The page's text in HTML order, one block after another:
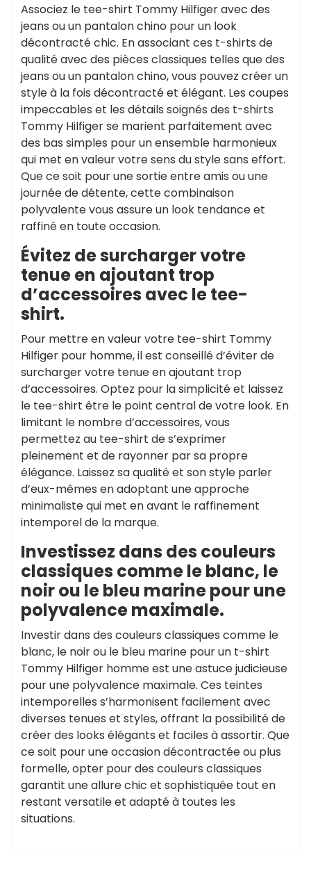
Associez le tee-shirt Tommy Hilfiger avec des
jeans ou un pantalon chino pour un look
décontracté chic. En associant ces t-shirts de
qualité avec des pièces classiques telles que des
jeans ou un pantalon chino, vous pouvez créer un
style à la fois décontracté et élégant. Les coupes
impeccables et les détails soignés des t-shirts
Tommy Hilfiger se marient parfaitement avec
des bas simples pour un ensemble harmonieux
qui met en valeur votre sens du style sans effort.
Que ce soit pour une sortie entre amis ou une
journée de détente, cette combinaison
polyvalente vous assure un look tendance et
raffiné en toute occasion.
Évitez de surcharger votre
tenue en ajoutant trop
d’accessoires avec le tee-
shirt.
Pour mettre en valeur votre tee-shirt Tommy
Hilfiger pour homme, il est conseillé d’éviter de
surcharger votre tenue en ajoutant trop
d’accessoires. Optez pour la simplicité et laissez
le tee-shirt être le point central de votre look. En
limitant le nombre d’accessoires, vous
permettez au tee-shirt de s’exprimer
pleinement et de rayonner par sa propre
élégance. Laissez sa qualité et son style parler
d’eux-mêmes en adoptant une approche
minimaliste qui met en avant le raffinement
intemporel de la marque.
Investissez dans des couleurs
classiques comme le blanc, le
noir ou le bleu marine pour une
polyvalence maximale.
Investir dans des couleurs classiques comme le
blanc, le noir ou le bleu marine pour un t-shirt
Tommy Hilfiger homme est une astuce judicieuse
pour une polyvalence maximale. Ces teintes
intemporelles s’harmonisent facilement avec
diverses tenues et styles, offrant la possibilité de
créer des looks élégants et faciles à assortir. Que
ce soit pour une occasion décontractée ou plus
formelle, opter pour des couleurs classiques
garantit une allure chic et sophistiquée tout en
restant versatile et adapté à toutes les
situations.